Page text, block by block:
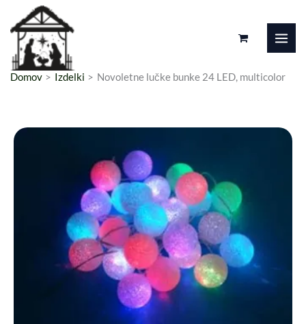
Preskoči
vsebino
Domov Izdelki Novoletne lučke bunke 24 LED, multicolor